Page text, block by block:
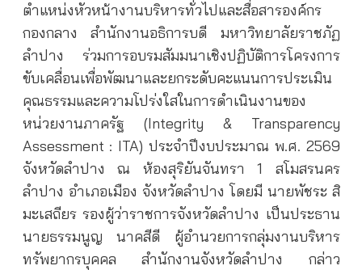
ตำแหน่งหัวหน้างานบริหารทั่วไปและสื่อสารองค์กร
กองกลาง สำนักงานอธิการบดี มหาวิทยาลัยราชภัฏ
ลำปาง ร่วมการอบรมสัมมนาเชิงปฏิบัติการโครงการ
ขับเคลื่อนเพื่อพัฒนาและยกระดับคะแนนการประเมิน
คุณธรรมและความโปร่งใสในการดำเนินงานของ
หน่วยงานภาครัฐ (Integrity & Transparency
Assessment : ITA) ประจำปีงบประมาณ พ.ศ. 2569
จังหวัดลำปาง ณ ห้องสุริยันจันทรา 1 สโมสรนคร
ลำปาง อำเภอเมือง จังหวัดลำปาง โดยมี นายพัชระ สิ
มะเสถียร รองผู้ว่าราชการจังหวัดลำปาง เป็นประธาน
นายธรรมนูญ นาคสีดี ผู้อำนวยการกลุ่มงานบริหาร
ทรัพยากรบุคคล สำนักงานจังหวัดลำปาง กล่าว